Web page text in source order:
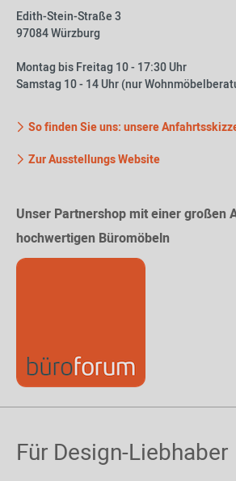
Edith-Stein-Straße 3
97084 Würzburg
Montag bis Freitag 10 - 17:30 Uhr
Samstag 10 - 14 Uhr (nur
So finden Sie uns: unsere
Zur Ausstellungs Website
Unser Partnershop mit einer großen
hochwertigen Büromöbeln
Für Design-Liebhaber